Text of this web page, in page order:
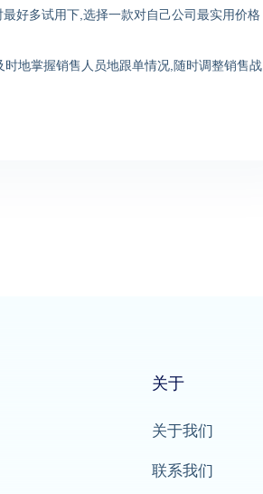
好多试用下,选择一款对自己公司最实用价格
地掌握销售人员地跟单情况,随时调整销售战
关于
关于我们
联系我们